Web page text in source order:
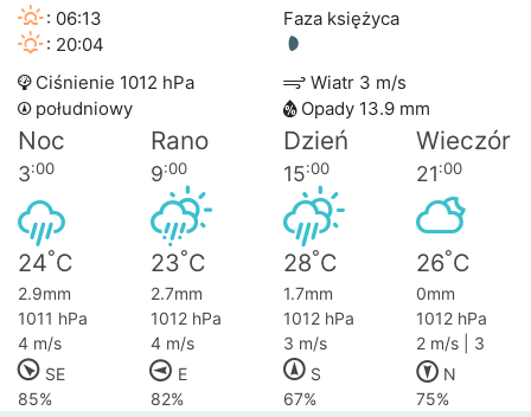
: 06:13
: 20:04
Faza księżyca
Ciśnienie 1012 hPa
Wiatr 3 m/s
południowy
Opady 13.9 mm
Noc Rano Dzień Wieczór
3:00 9:00 15:00 21:00
24°C 23°C 28°C 26°C
2.9mm 2.7mm 1.7mm
0mm
1011 hPa
1012 hPa 1012 hPa
1012 hPa
4 m/s
4 m/s 3 m/s
2 m/s | 3
SE
E S
N
85%
82% 67% 75%